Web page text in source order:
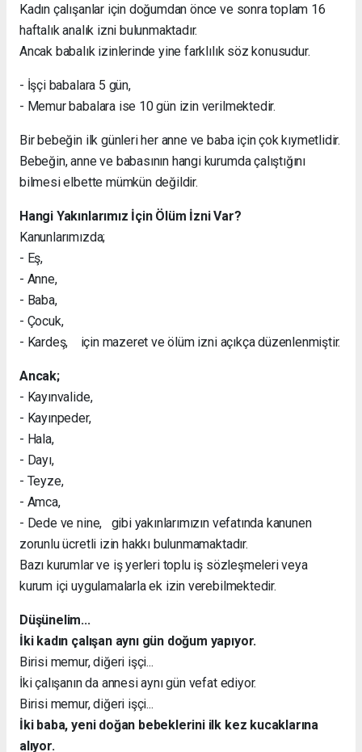
Kadın çalışanlar için doğumdan önce ve sonra toplam 16
haftalık analık izni bulunmaktadır.
Ancak babalık izinlerinde yine farklılık söz konusudur.
- İşçi babalara 5 gün,
- Memur babalara ise 10 gün izin verilmektedir.
Bir bebeğin ilk günleri her anne ve baba için çok kıymetlidir.
Bebeğin, anne ve babasının hangi kurumda çalıştığını
bilmesi elbette mümkün değildir.
Hangi Yakınlarımız İçin Ölüm İzni Var?
Kanunlarımızda;
- Eş,
- Anne,
- Baba,
- Çocuk,
- Kardeş, için mazeret ve ölüm izni açıkça düzenlenmiştir.
Ancak;
- Kayınvalide,
- Kayınpeder,
- Hala,
- Dayı,
- Teyze,
- Amca,
- Dede ve nine, gibi yakınlarımızın vefatında kanunen
zorunlu ücretli izin hakkı bulunmamaktadır.
Bazı kurumlar ve iş yerleri toplu iş sözleşmeleri veya
kurum içi uygulamalarla ek izin verebilmektedir.
Düşünelim...
İki kadın çalışan aynı gün doğum yapıyor.
Birisi memur, diğeri işçi...
İki çalışanın da annesi aynı gün vefat ediyor.
Birisi memur, diğeri işçi...
İki baba, yeni doğan bebeklerini ilk kez kucaklarına
alıyor.